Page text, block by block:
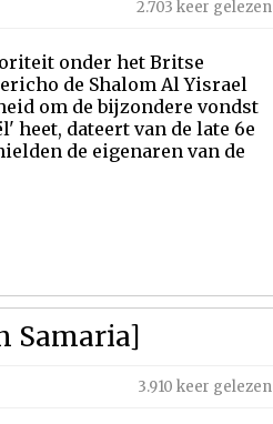
2.703 keer gelezen
onder het Britse
de Shalom Al Yisrael
om de bijzondere vondst
heet, dateert van de late 6e
de eigenaren van de
Samaria]
3.910 keer gelezen